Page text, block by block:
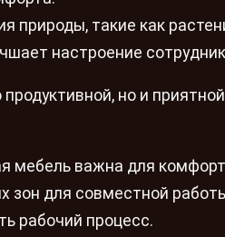
природы, такие как
настроение
но и
мебель важна для
зон для совместной
рабочий процесс.